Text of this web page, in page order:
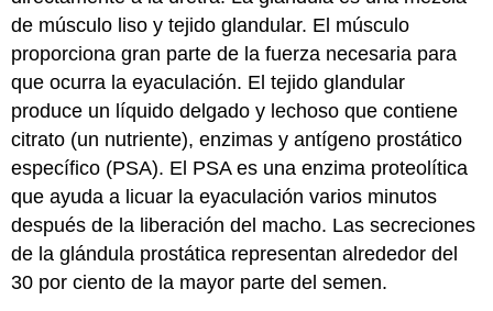
de músculo liso y tejido glandular. El músculo
proporciona gran parte de la fuerza necesaria para
que ocurra la eyaculación. El tejido glandular
produce un líquido delgado y lechoso que contiene
citrato (un nutriente), enzimas y antígeno prostático
específico (PSA). El PSA es una enzima proteolítica
que ayuda a licuar la eyaculación varios minutos
después de la liberación del macho. Las secreciones
de la glándula prostática representan alrededor del
30 por ciento de la mayor parte del semen.